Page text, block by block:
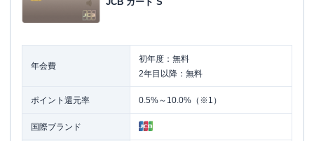
年会費
初年度：無料
2年目以降：無料
ポイント還元率 0.5%～10.0%（※1）
国際ブランド